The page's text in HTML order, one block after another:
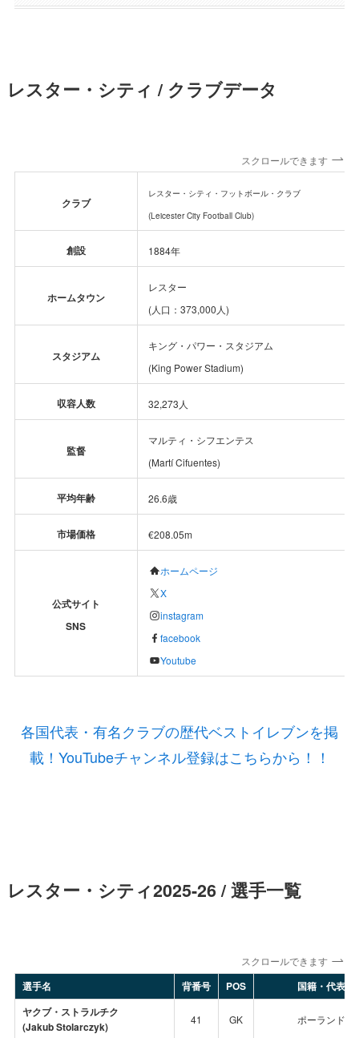
レスター・シティ / クラブデータ
スクロールできます
クラブ
レスター・シティ・フットボール・クラブ
(Leicester City Football Club)
創設 1884年
ホームタウン
レスター
(人口：373,000人)
スタジアム
キング・パワー・スタジアム
(King Power Stadium)
収容人数 32,273人
監督
マルティ・シフエンテス
(Martí Cifuentes)
平均年齢 26.6歳
市場価格 €208.05m
公式サイト
SNS
ホームページ
X
instagram
facebook
Youtube
各国代表・有名クラブの歴代ベストイレブンを掲
載！YouTubeチャンネル登録はこちらから！！
レスター・シティ2025-26 / 選手一覧
スクロールできます
選手名 背番号 POS
国籍・代表
ヤクブ・ストラルチク
(Jakub Stolarczyk)
41 GK ポーランド